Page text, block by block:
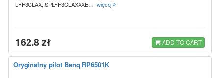
LFF3CLAX, SPLFF3CLAXXXE… więcej
162.8 zł ADD TO CART
Oryginalny pilot Benq RP6501K